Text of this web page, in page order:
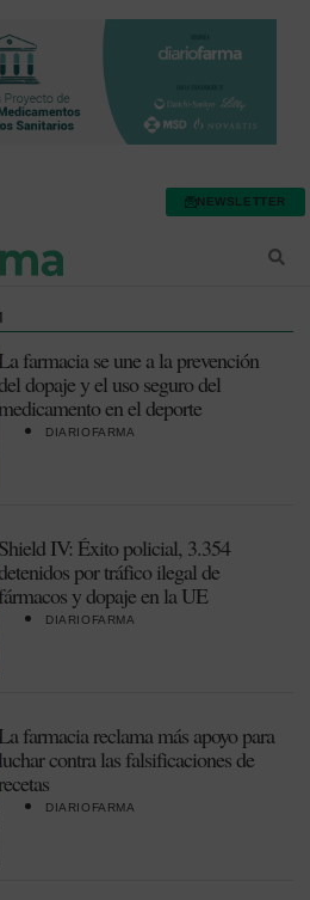
NEWSLETTER
La farmacia se une a la prevención
dopaje y el uso seguro del
medicamento en el deporte
DIARIOFARMA
Shield IV: Éxito policial, 3.354
por tráfico ilegal de
fármacos y dopaje en la UE
DIARIOFARMA
La farmacia reclama más apoyo para
luchar contra las falsificaciones de
recetas
DIARIOFARMA